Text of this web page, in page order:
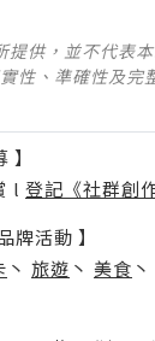
提供，並不代表
性、準確性及完
l 登記《社群創
牌活動 】
丶 旅遊 丶 美食 丶